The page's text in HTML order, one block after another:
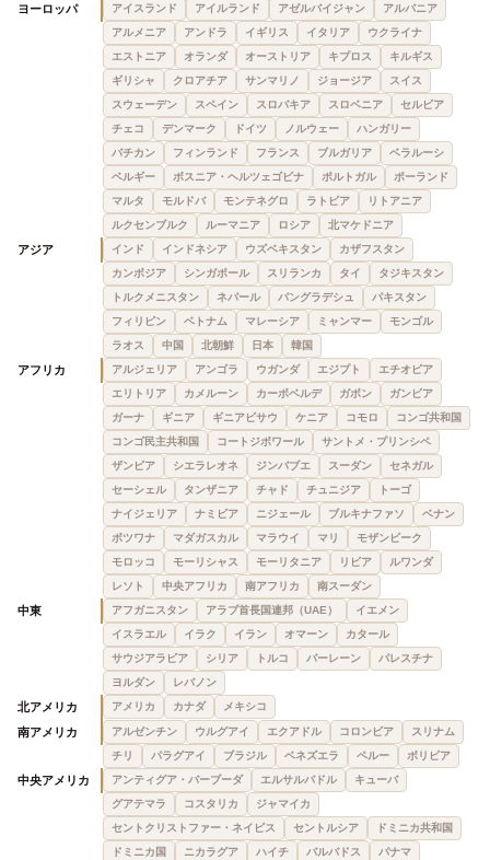
ヨーロッパ アイスランド アイルランド アゼルバイジャン
アルバニア
アルメニア
アンドラ イギリス イタリア
ウクライナ
エストニア
オランダ オーストリア キプロス
キルギス
ギリシャ
クロアチア サンマリノ ジョージア
スイス
スウェーデン
スペイン スロバキア スロベニア
セルビア
チェコ
デンマーク ドイツ ノルウェー
ハンガリー
バチカン
フィンランド フランス ブルガリア
ベラルーシ
ベルギー
ボスニア・ヘルツェゴビナ ポルトガル
ポーランド
マルタ
モルドバ モンテネグロ ラトビア
リトアニア
ルクセンブルク
ルーマニア ロシア 北マケドニア
アジア インド インドネシア ウズベキスタン
カザフスタン
カンボジア
シンガポール スリランカ タイ
タジキスタン
トルクメニスタン
ネパール バングラデシュ
パキスタン
フィリピン
ベトナム マレーシア ミャンマー
モンゴル
ラオス
中国 北朝鮮 日本 韓国
アフリカ アルジェリア アンゴラ ウガンダ エジプト
エチオピア
エリトリア
カメルーン カーボベルデ ガボン
ガンビア
ガーナ
ギニア ギニアビサウ ケニア コモロ
コンゴ共和国
コンゴ民主共和国
コートジボワール
サントメ・プリンシペ
ザンビア
シエラレオネ ジンバブエ スーダン
セネガル
セーシェル
タンザニア チャド チュニジア
トーゴ
ナイジェリア
ナミビア ニジェール ブルキナファソ
ベナン
ボツワナ
マダガスカル マラウイ マリ
モザンビーク
モロッコ
モーリシャス モーリタニア リビア
ルワンダ
レソト
中央アフリカ 南アフリカ 南スーダン
中東 アフガニスタン アラブ首長国連邦（UAE）
イエメン
イスラエル
イラク イラン オマーン
カタール
サウジアラビア
シリア トルコ バーレーン
パレスチナ
ヨルダン
レバノン
北アメリカ アメリカ カナダ メキシコ
南アメリカ アルゼンチン ウルグアイ エクアドル コロンビア
スリナム
チリ
パラグアイ ブラジル ベネズエラ ペルー ボリビア
中央アメリカ アンティグア・バーブーダ エルサルバドル
キューバ
グアテマラ
コスタリカ
ジャマイカ
セントクリストファー・ネイビス
セントルシア
ドミニカ共和国
ドミニカ国
ニカラグア ハイチ バルバドス パナマ